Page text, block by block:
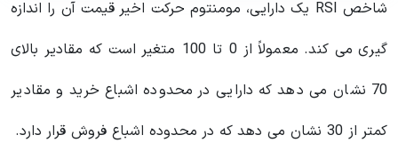
شاخص RSI یک دارایی، مومنتوم حرکت اخیر قیمت آن را اندازه
گیری می کند. معمولاً از 0 تا 100 متغیر است که مقادیر بالای
70 نشان می دهد که دارایی در محدوده اشباع خرید و مقادیر
کمتر از 30 نشان می دهد که در محدوده اشباع فروش قرار دارد.